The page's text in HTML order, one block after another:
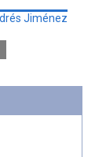
Jiménez